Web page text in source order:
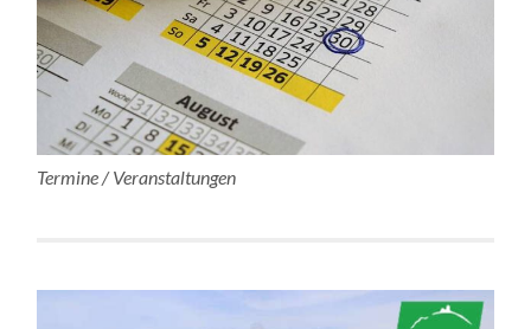
Termine / Veranstaltungen